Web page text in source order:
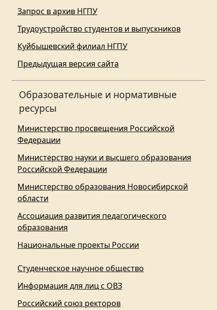
Запрос в архив НГПУ
Трудоустройство студентов и выпускников
Куйбышевский филиал НГПУ
Предыдущая версия сайта
Образовательные и нормативные
ресурсы
Министерство просвещения Российской
Федерации
Министерство науки и высшего образования
Российской Федерации
Министерство образования Новосибирской
области
Ассоциация развития педагогического
образования
Национальные проекты России
Студенческое научное общество
Информация для лиц с ОВЗ
Российский союз ректоров